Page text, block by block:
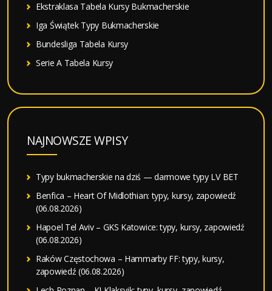
Ekstraklasa Tabela Kursy Bukmacherskie
Iga Świątek Typy Bukmacherskie
Bundesliga Tabela Kursy
Serie A Tabela Kursy
NAJNOWSZE WPISY
Typy bukmacherskie na dziś — darmowe typy LV BET
Benfica – Heart Of Midlothian: typy, kursy, zapowiedź
(06.08.2026)
Hapoel Tel Aviv – GKS Katowice: typy, kursy, zapowiedź
(06.08.2026)
Raków Częstochowa – Hammarby FF: typy, kursy,
zapowiedź (06.08.2026)